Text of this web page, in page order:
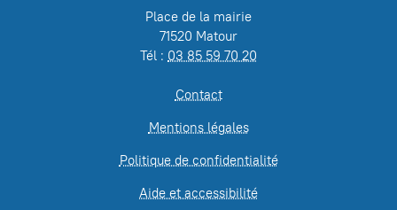
Place de la mairie
71520 Matour
Tél : 03 85 59 70 20
Contact
Mentions légales
Politique de confidentialité
Aide et accessibilité